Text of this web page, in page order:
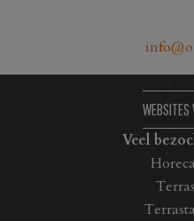
WEBSITES
Veel